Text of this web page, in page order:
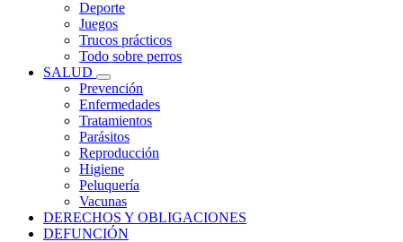
Deporte
Juegos
Trucos prácticos
Todo sobre perros
SALUD
Prevención
Enfermedades
Tratamientos
Parásitos
Reproducción
Higiene
Peluquería
Vacunas
DERECHOS Y OBLIGACIONES
DEFUNCIÓN